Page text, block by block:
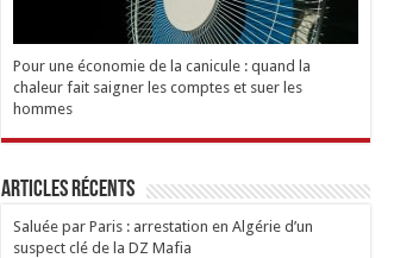
Pour une économie de la canicule : quand la
chaleur fait saigner les comptes et suer les
hommes
Articles Récents
Saluée par Paris : arrestation en Algérie d’un
suspect clé de la DZ Mafia